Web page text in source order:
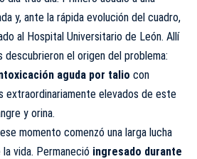
y, ante la rápida evolución del cuadro,
al Hospital Universitario de León. Allí
descubrieron el origen del problema:
aguda por talio con
extraordinariamente elevados de este
y orina.
momento comenzó una larga lucha
vida. Permaneció ingresado durante